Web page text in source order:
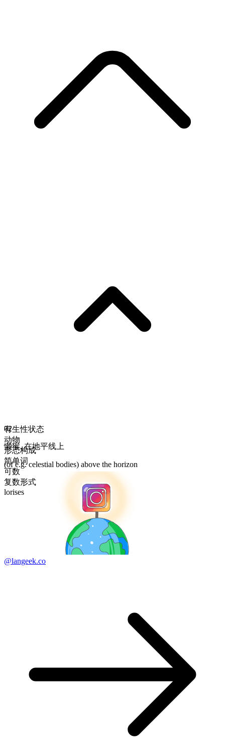
有生性状态
动物
形态构成
简单词
可数
复数形式
lorises
02
懒猴,在地平线上
(of e.g. celestial bodies) above the horizon
@langeek.co